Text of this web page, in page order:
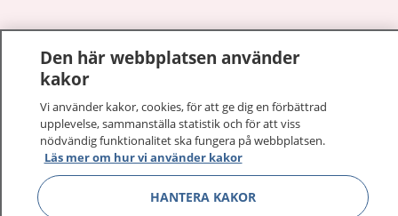
1177 på flera språk
Om 1177
Kontakt Visa
Den här webbplatsen använder
kakor
Vi använder kakor, cookies, för att ge dig en förbättrad
upplevelse, sammanställa statistik och för att viss
nödvändig funktionalitet ska fungera på webbplatsen.
Läs mer om hur vi använder kakor
HANTERA KAKOR